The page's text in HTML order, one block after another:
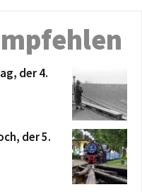
der 4.
der 5.